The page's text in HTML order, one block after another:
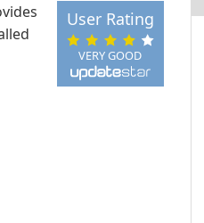
VERY GOOD
User Rating